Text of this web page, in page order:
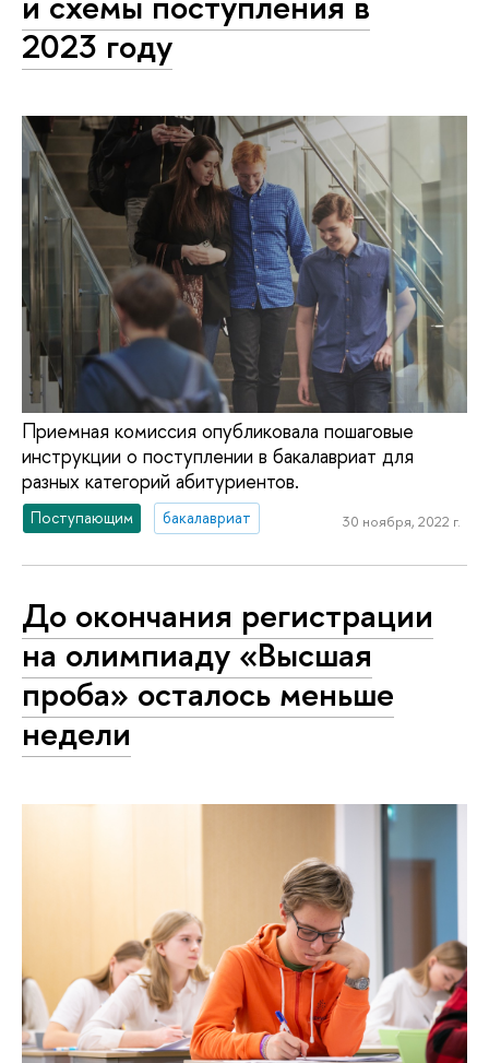
2023 году
Приемная комиссия опубликовала пошаговые
инструкции о поступлении в бакалавриат для
разных категорий абитуриентов.
Поступающим бакалавриат 30 ноября, 2022 г.
До окончания регистрации
на олимпиаду «Высшая
проба» осталось меньше
недели